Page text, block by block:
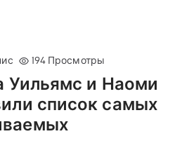
194 Просмотры
Уильямс и Наоми
список самых